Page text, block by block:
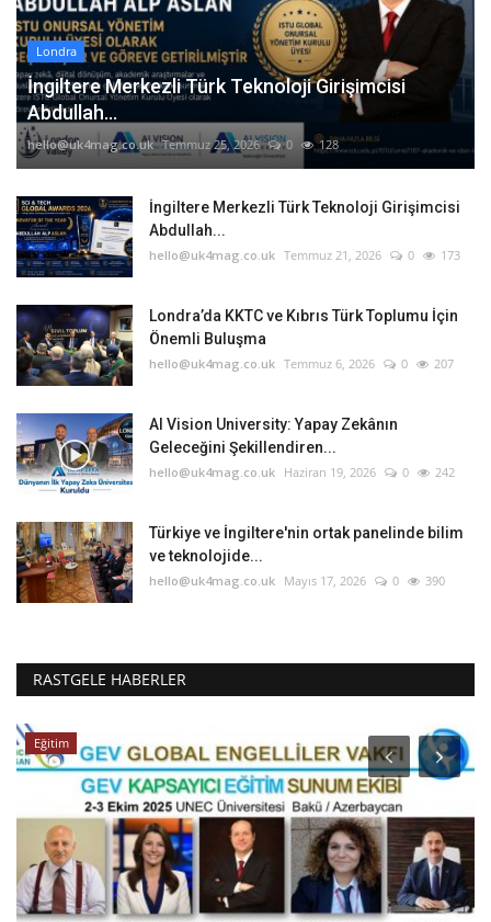
Londra
İngiltere Merkezli Türk Teknoloji Girişimcisi
Abdullah...
hello@uk4mag.co.uk Temmuz 25, 2026 0 128
İngiltere Merkezli Türk Teknoloji Girişimcisi
Abdullah...
hello@uk4mag.co.uk Temmuz 21, 2026 0 173
Londra’da KKTC ve Kıbrıs Türk Toplumu İçin
Önemli Buluşma
hello@uk4mag.co.uk Temmuz 6, 2026 0 207
AI Vision University: Yapay Zekânın
Geleceğini Şekillendiren...
hello@uk4mag.co.uk Haziran 19, 2026 0 242
Türkiye ve İngiltere'nin ortak panelinde bilim
ve teknolojide...
hello@uk4mag.co.uk Mayıs 17, 2026 0 390
RASTGELE HABERLER
Eğitim